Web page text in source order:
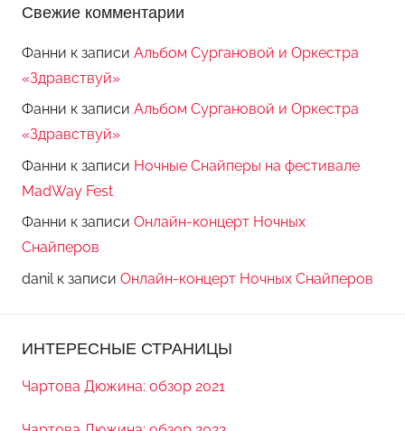
Свежие комментарии
Фанни к записи Альбом Сургановой и Оркестра
«Здравствуй»
Фанни к записи Альбом Сургановой и Оркестра
«Здравствуй»
Фанни к записи Ночные Снайперы на фестивале
MadWay Fest
Фанни к записи Онлайн-концерт Ночных
Снайперов
danil к записи Онлайн-концерт Ночных Снайперов
ИНТЕРЕСНЫЕ СТРАНИЦЫ
Чартова Дюжина: обзор 2021